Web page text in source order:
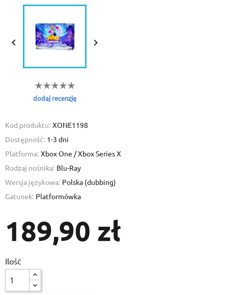
Add to wishlist
add_circle_outline Create new list
Create wishlist
Sign in
You need to be logged in to save products in your wishlist.
 
dodaj recenzję
Kod produktu: XONE1198
Dostępność: 1-3 dni
Platforma: Xbox One / Xbox Series X
Rodzaj nośnika: Blu-Ray
Wersja językowa: Polska (dubbing)
Gatunek: Platformówka
189,90 zł
Ilość